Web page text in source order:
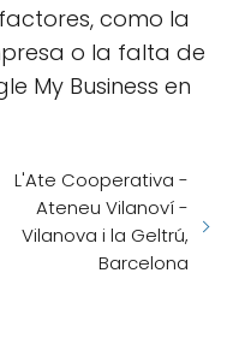
como la
o la falta de
My Business en
L'Ate Cooperativa -
Ateneu Vilanoví -
Vilanova i la Geltrú,
Barcelona